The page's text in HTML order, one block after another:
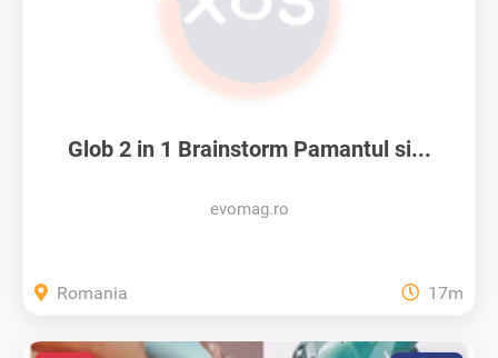
Glob 2 in 1 Brainstorm Pamantul si...
evomag.ro
Romania 17m